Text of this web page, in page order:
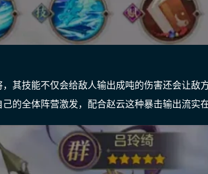
其技能不仅会给敌人输出成吨的伤害还会让敌
的全体阵营激发，配合赵云这种暴击输出流实在